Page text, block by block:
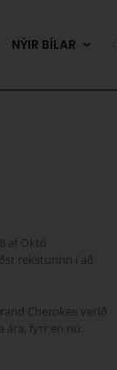
NÝIR BÍLAR
af Októ
reksturinn í að
Cherokee verið
fyrr en nú.